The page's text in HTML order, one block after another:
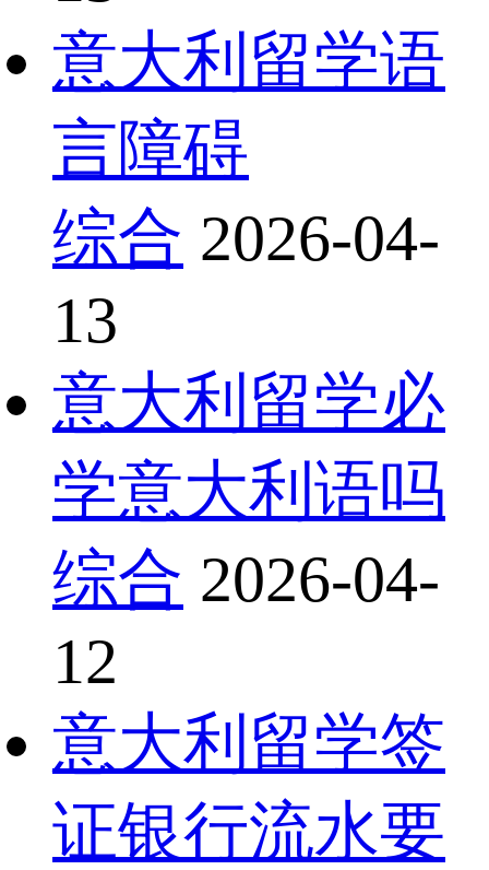
意大利留学语
言障碍
综合 2026-04-
13
意大利留学必
学意大利语吗
综合 2026-04-
12
意大利留学签
证银行流水要